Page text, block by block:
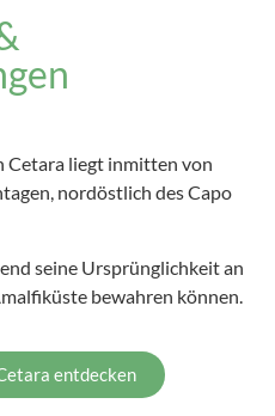
Cetara liegt inmitten von
nordöstlich des Capo
seine Ursprünglichkeit an
bewahren können.
entdecken